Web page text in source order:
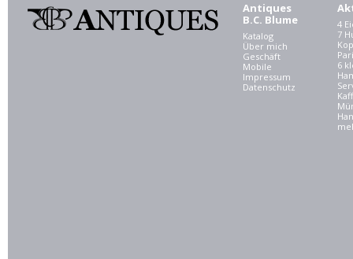
Antiques
B.C. Blume
Katalog
Über mich
Geschäft
Mobile
Impressum
Datenschutz
4
7
6